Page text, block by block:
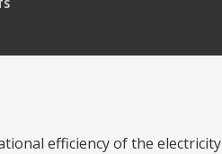
efficiency of the electricity